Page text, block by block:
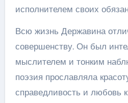
исполнителем своих
Всю жизнь Державина
совершенству. Он был
мыслителем и тонким
поэзия прославляла
справедливость и любовь